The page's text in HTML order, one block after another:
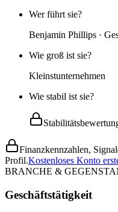
Wer führt sie?
Benjamin Phillips ·
Wie groß ist sie?
Kleinstunternehmen
Wie stabil ist sie?
Finanzkennzahlen,
Profil.Kostenloses Konto
BRANCHE &
Geschäftstätigkeit